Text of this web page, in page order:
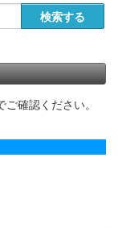
確認ください。